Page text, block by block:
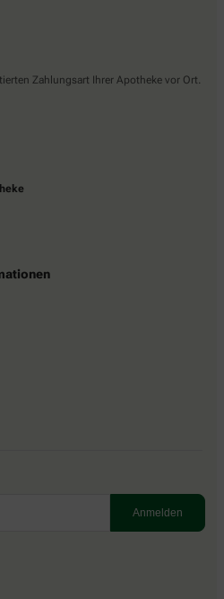
Zahlungsart Ihrer Apotheke vor Ort.